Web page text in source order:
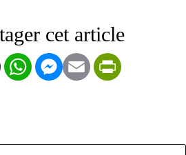
X WhatsApp
Messenger
Email